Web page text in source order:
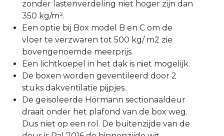
zonder lastenverdeling niet hoger zijn dan
350 kg/m².
Een optie bij Box model B en C om de
vloer te verzwaren tot 500 kg/ m2 zie
bovengenoemde meerprijs.
Een lichtkoepel in het dak is niet mogelijk.
De boxen worden geventileerd door 2
stuks dakventilatie pijpjes.
De geïsoleerde Hörmann sectionaaldeur
draait onder het plafond van de box weg.
Dus niet op een rol. De buitenzijde van de